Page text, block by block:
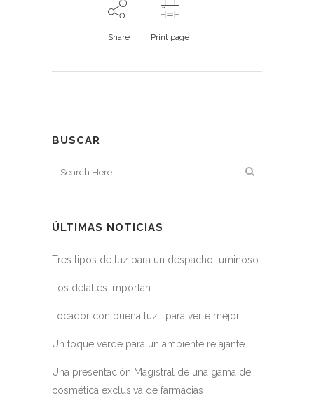
Share Print page
BUSCAR
ÚLTIMAS NOTICIAS
Tres tipos de luz para un despacho luminoso
Los detalles importan
Tocador con buena luz… para verte mejor
Un toque verde para un ambiente relajante
Una presentación Magistral de una gama de
cosmética exclusiva de farmacias